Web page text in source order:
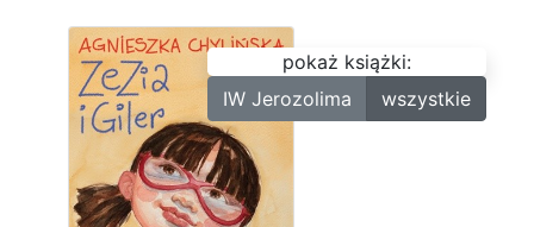
pokaż książki:
IW Jerozolima
wszystkie